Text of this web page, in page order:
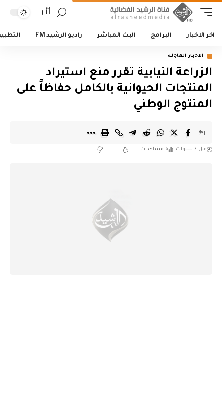
أأ
اخر الاخبار البرامج البث المباشر راديو الرشيد FM
الاخبار العاجلة
الزراعة النيابية تقرر منع استيراد
المنتجات الحيوانية بالكامل حفاظاً على
المنتوج الوطني
قبل 7 سنوات 6 مشاهدات